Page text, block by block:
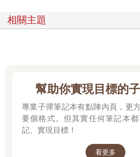
相關主題
幫助你實現目標的
專業子彈筆記本有點陣內頁，更
要個格式。但其實任何筆記本
記、實現目標！
看更多